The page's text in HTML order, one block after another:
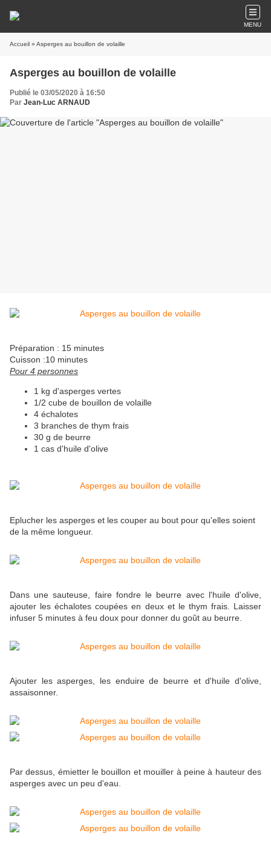
MENU
Accueil » Asperges au bouillon de volaille
Asperges au bouillon de volaille
Publié le 03/05/2020 à 16:50
Par Jean-Luc ARNAUD
Préparation : 15 minutes
Cuisson :10 minutes
Pour 4 personnes
1 kg d'asperges vertes
1/2 cube de bouillon de volaille
4 échalotes
3 branches de thym frais
30 g de beurre
1 cas d'huile d'olive
Eplucher les asperges et les couper au bout pour qu'elles soient
de la même longueur.
Dans une sauteuse, faire fondre le beurre avec l'huile d'olive,
ajouter les échalotes coupées en deux et le thym frais. Laisser
infuser 5 minutes à feu doux pour donner du goût au beurre.
Ajouter les asperges, les enduire de beurre et d'huile d'olive,
assaisonner.
Par dessus, émietter le bouillon et mouiller à peine à hauteur des
asperges avec un peu d'eau.